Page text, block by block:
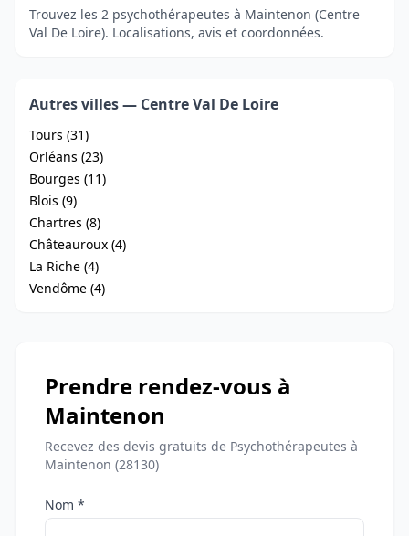
Trouvez les 2 psychothérapeutes à Maintenon (Centre
Val De Loire). Localisations, avis et coordonnées.
Autres villes — Centre Val De Loire
Tours (31)
Orléans (23)
Bourges (11)
Blois (9)
Chartres (8)
Châteauroux (4)
La Riche (4)
Vendôme (4)
Prendre rendez-vous à
Maintenon
Recevez des devis gratuits de Psychothérapeutes à
Maintenon (28130)
Nom *